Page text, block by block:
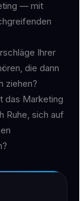
— mit
Ihrer
die dann
ziehen?
das Marketing
Ruhe, sich auf